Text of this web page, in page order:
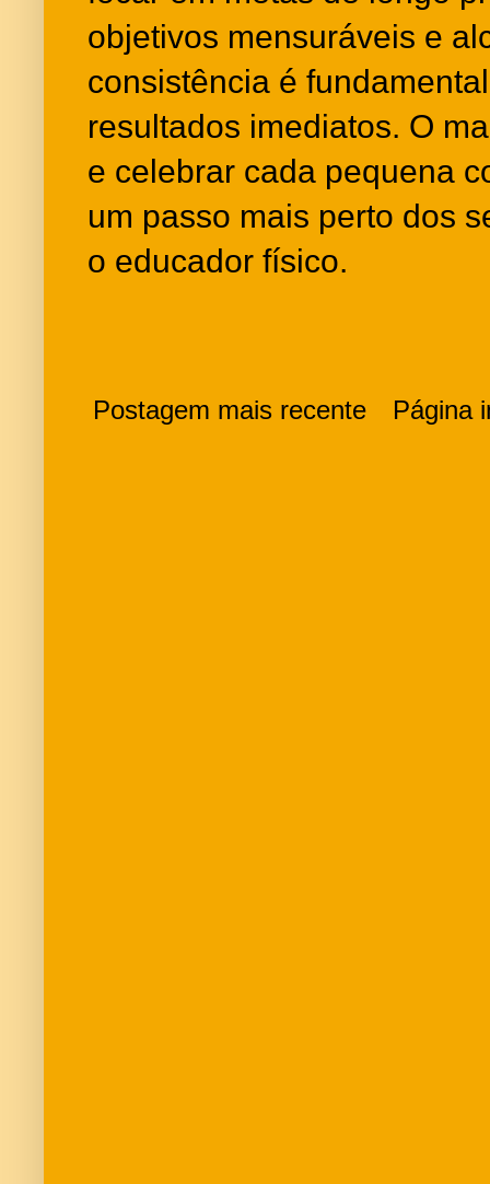
objetivos mensuráveis e
consistência é
resultados imediatos. O
e celebrar cada pequena
um passo mais perto dos
o educador físico.
Postagem mais recente Página